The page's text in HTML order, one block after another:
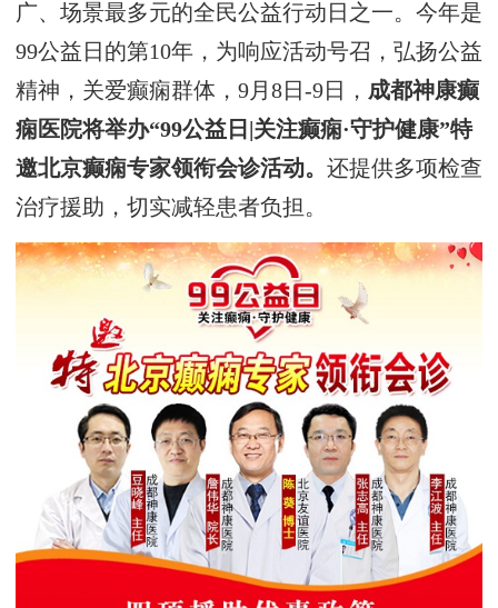
广、场景最多元的全民公益行动日之一。今年是
99公益日的第10年，为响应活动号召，弘扬公益
精神，关爱癫痫群体，9月8日-9日， 成都神康癫
痫医院将举办“99公益日|关注癫痫·守护健康”特
邀北京癫痫专家领衔会诊活动。 还提供多项检查
治疗援助，切实减轻患者负担。